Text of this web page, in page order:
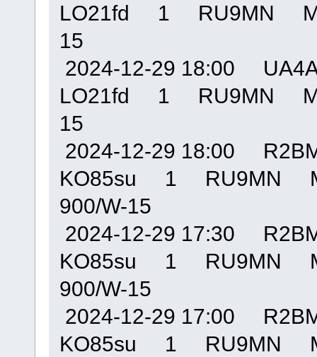
LO21fd 1 RU9MN
15
2024-12-29 18:00
LO21fd 1 RU9MN
15
2024-12-29 18:00
KO85su 1 RU9MN
900/W-15
2024-12-29 17:30
KO85su 1 RU9MN
900/W-15
2024-12-29 17:00
KO85su 1 RU9MN